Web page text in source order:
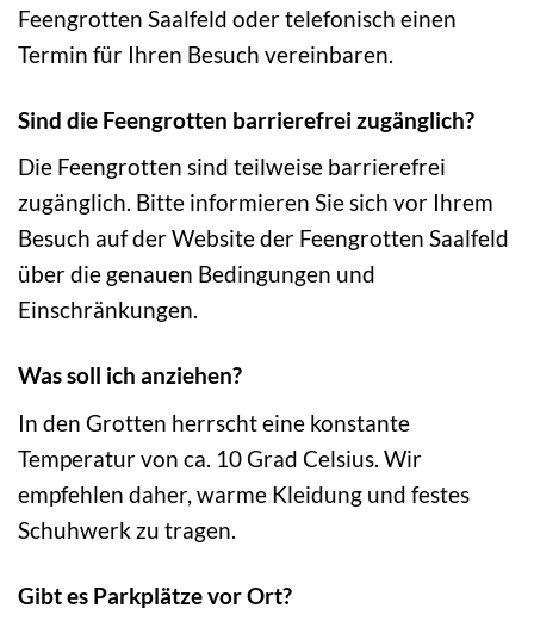
Feengrotten Saalfeld oder telefonisch einen
Termin für Ihren Besuch vereinbaren.
Sind die Feengrotten barrierefrei zugänglich?
Die Feengrotten sind teilweise barrierefrei
zugänglich. Bitte informieren Sie sich vor Ihrem
Besuch auf der Website der Feengrotten Saalfeld
über die genauen Bedingungen und
Einschränkungen.
Was soll ich anziehen?
In den Grotten herrscht eine konstante
Temperatur von ca. 10 Grad Celsius. Wir
empfehlen daher, warme Kleidung und festes
Schuhwerk zu tragen.
Gibt es Parkplätze vor Ort?